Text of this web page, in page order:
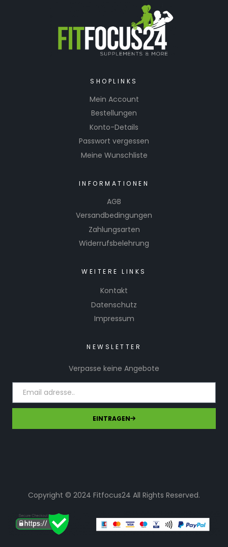
SHOPLINKS
Mein Account
Bestellungen
Konto-Details
Passwort vergessen
Meine Wunschliste
INFORMATIONEN
AGB
Versandbedingungen
Zahlungsarten
Widerrufsbelehrung
WEITERE LINKS
Kontakt
Datenschutz
Impressum
NEWSLETTER
Verpasse keine Angebote
EINTRAGEN
Copyright © 2024 Fitfocus24 All Rights Reserved.